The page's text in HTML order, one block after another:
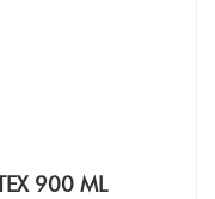
900 ML